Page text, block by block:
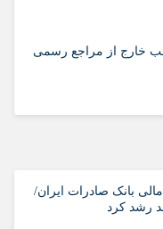
خارج از مراجع رسمی
بانک صادرات ایران/